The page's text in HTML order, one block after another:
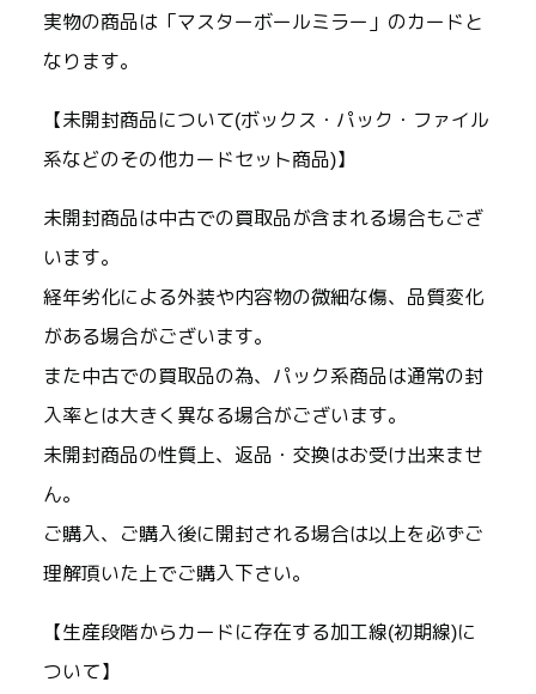
実物の商品は「マスターボールミラー」のカードと
なります。
【未開封商品について(ボックス・パック・ファイル
系などのその他カードセット商品)】
未開封商品は中古での買取品が含まれる場合もござ
います。
経年劣化による外装や内容物の微細な傷、品質変化
がある場合がございます。
また中古での買取品の為、パック系商品は通常の封
入率とは大きく異なる場合がございます。
未開封商品の性質上、返品・交換はお受け出来ませ
ん。
ご購入、ご購入後に開封される場合は以上を必ずご
理解頂いた上でご購入下さい。
【生産段階からカードに存在する加工線(初期線)に
ついて】